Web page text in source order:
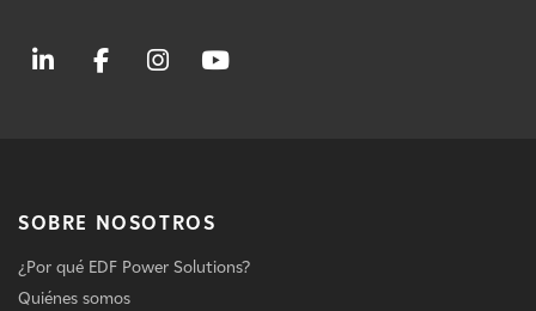
SOBRE NOSOTROS
¿Por qué EDF Power Solutions?
Quiénes somos